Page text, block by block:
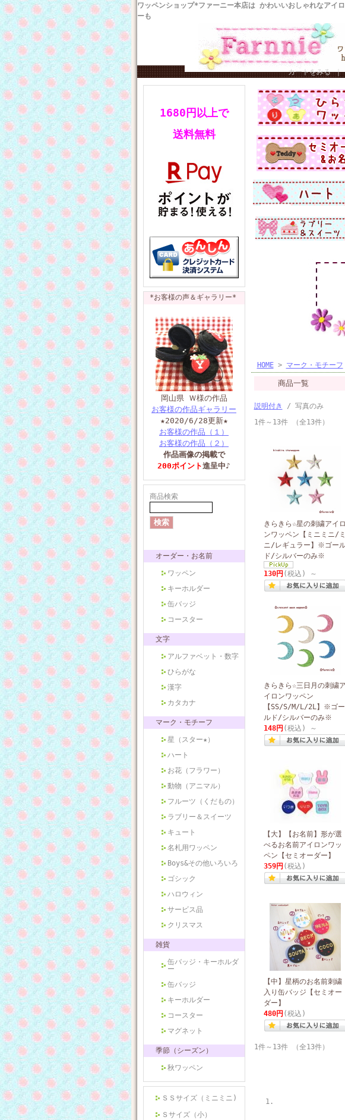
ワッペンショップ*ファーニー本店は かわいいおしゃれなアイ
ーも
カートをみる
1680円以上で
送料無料
*お客様の声＆ギャラリー*
岡山県 Ｗ様の作品
お客様の作品ギャラリー
★2020/6/28更新★
お客様の作品（１）
お客様の作品（２）
作品画像の掲載で
200ポイント進呈中♪
商品検索
オーダー・お名前
ワッペン
キーホルダー
缶バッジ
コースター
文字
アルファベット・数字
ひらがな
漢字
カタカナ
マーク・モチーフ
星（スター★）
ハート
お花（フラワー）
動物（アニマル）
フルーツ（くだもの）
ラブリー＆スイーツ
キュート
名札用ワッペン
Boys&その他いろいろ
ゴシック
ハロウィン
サービス品
クリスマス
雑貨
缶バッジ・キーホルダ
ー
缶バッジ
キーホルダー
コースター
マグネット
季節（シーズン）
秋ワッペン
ＳＳサイズ（ミニミニ)
Ｓサイズ（小）
HOME> マーク・モチーフ
商品一覧
説明付き
/ 写真のみ
1件～13件 （全13件）
きらきら☆星の刺繍アイロ
ンワッペン【ミニミニ/ミ
ニ/レギュラー】※ゴー
ド/シルバーのみ※
130円 (税込) ～
きらきら☆三日月の刺繍ア
イロンワッペン
【SS/S/M/L/2L】※ゴー
ルド/シルバーのみ※
148円 (税込) ～
【大】【お名前】形が選
べるお名前アイロンワッ
ペン【セミオーダー】
359円 (税込)
【中】星柄のお名前刺繍
入り缶バッジ【セミオー
ダー】
480円 (税込)
1件～13件 （全13件）